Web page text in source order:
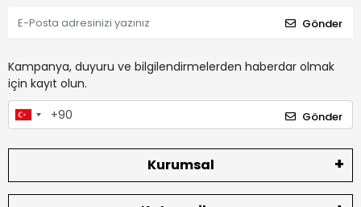
Gönder
Kampanya, duyuru ve bilgilendirmelerden haberdar olmak
için kayıt olun.
Gönder
Kurumsal